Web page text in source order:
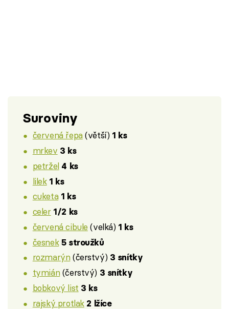
Suroviny
červená řepa(větší) 1 ks
mrkev 3 ks
petržel 4 ks
lilek 1 ks
cuketa 1 ks
celer 1/2 ks
červená cibule (velká) 1 ks
česnek 5 stroužků
rozmarýn(čerstvý) 3 snítky
tymián(čerstvý) 3 snítky
bobkový list 3 ks
rajský protlak 2 lžíce